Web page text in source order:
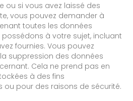
ou si vous avez laissé des
vous pouvez demander à
toutes les données
à votre sujet, incluant
fournies. Vous pouvez
suppression des données
Cela ne prend pas en
à des fins
ou pour des raisons de sécurité.